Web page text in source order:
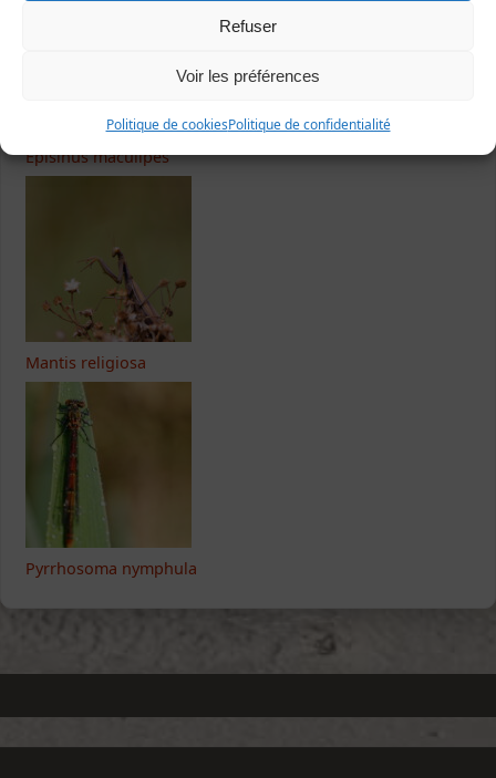
Refuser
Voir les préférences
Politique de cookiesPolitique de confidentialité
Episinus maculipes
Mantis religiosa
Pyrrhosoma nymphula